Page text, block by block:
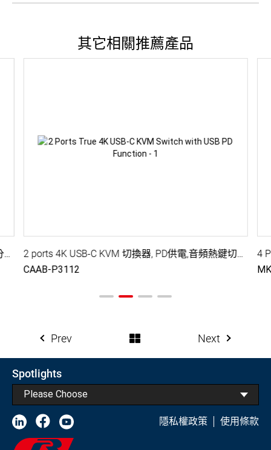
其它相關推薦產品
2 Ports Type C KVM切換器, DP 輸出, USB C 頻寬分配, USB Audio設置, 5 Gbps USB 3.2周邊分享
2 ports 4K USB-C KVM 切換器, PD供電,音頻熱鍵切換, 影音與USB帶寬分配調整
CAAB-P3112
Prev Next
Spotlights
Please Choose
隱私權政策 使用條款